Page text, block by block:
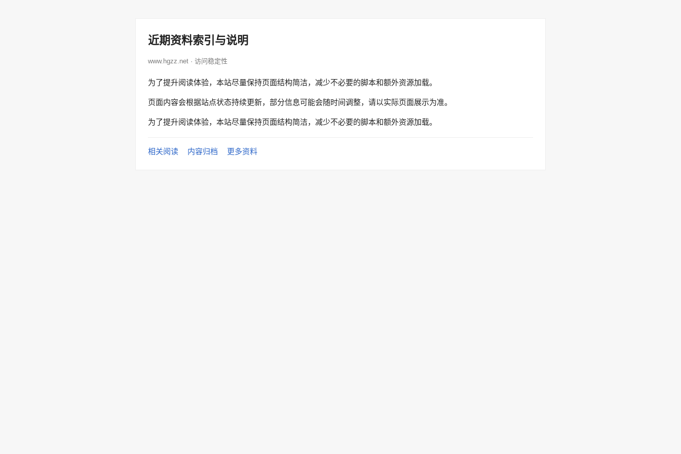
近期资料索引与说明
www.hgzz.net · 访问稳定性
为了提升阅读体验，本站尽量保持页面结构简洁，减少不必要的脚本和额外资源加载。
页面内容会根据站点状态持续更新，部分信息可能会随时间调整，请以实际页面展示为准。
为了提升阅读体验，本站尽量保持页面结构简洁，减少不必要的脚本和额外资源加载。
相关阅读 内容归档 更多资料